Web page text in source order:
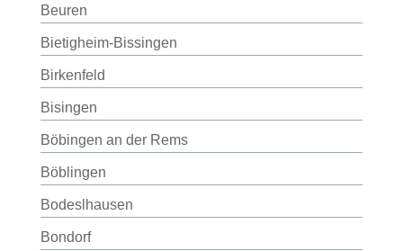
Beuren
Bietigheim-Bissingen
Birkenfeld
Bisingen
Böbingen an der Rems
Böblingen
Bodeslhausen
Bondorf